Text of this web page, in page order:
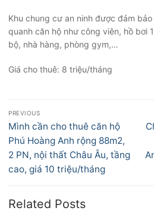
Khu chung cư an ninh được đảm
quanh căn hộ như công viên, hồ bơi
bộ, nhà hàng, phòng gym,…
Giá cho thuê: 8 triệu/tháng
Điều
hướng
bài
viết
PREVIOUS
Previous
post:
Mình cần cho thuê căn hộ
Phú Hoàng Anh rộng 88m2,
2 PN, nội thất Châu Âu, tầng
cao, giá 10 triệu/tháng
Related Posts